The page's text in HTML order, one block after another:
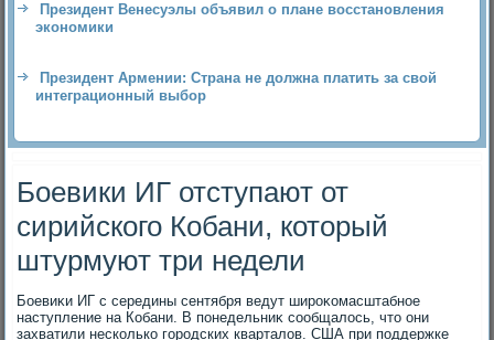
Президент Венесуэлы объявил о плане восстановления
экономики
Президент Армении: Страна не должна платить за свой
интеграционный выбор
Боевики ИГ отступают от
сирийского Кобани, который
штурмуют три недели
Боевиκи ИГ с середины сентября ведут широκомасштабное
наступление на Кобани. В понедельниκ сообщалοсь, чтο они
захватили несколько городских кварталοв. США при поддержке